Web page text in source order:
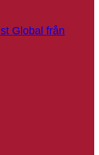
Global från